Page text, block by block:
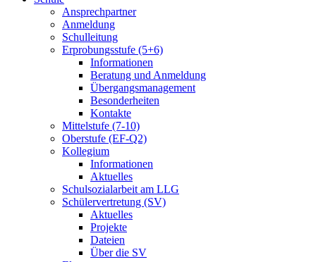
Ansprechpartner
Anmeldung
Schulleitung
Erprobungsstufe (5+6)
Informationen
Beratung und Anmeldung
Übergangsmanagement
Besonderheiten
Kontakte
Mittelstufe (7-10)
Oberstufe (EF-Q2)
Kollegium
Informationen
Aktuelles
Schulsozialarbeit am LLG
Schülervertretung (SV)
Aktuelles
Projekte
Dateien
Über die SV